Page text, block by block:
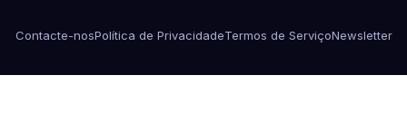
Contacte-nosPolítica de PrivacidadeTermos de ServiçoNewsletter